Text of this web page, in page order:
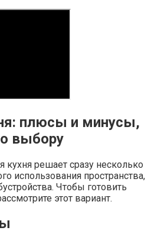
плюсы и минусы,
выбору
кухня решает сразу несколько
использования пространства,
Чтобы готовить
этот вариант.